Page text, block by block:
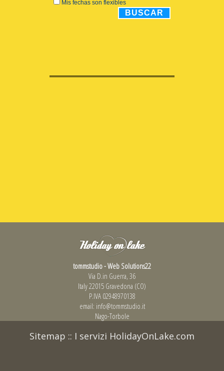
tommstudio - Web Solutions22
Via D.in Guerra, 36
Italy 22015 Gravedona (CO)
P.IVA 02948970138
email: info@tommstudio.it
Nago-Torbole
Sitemap :: I servizi HolidayOnLake.com